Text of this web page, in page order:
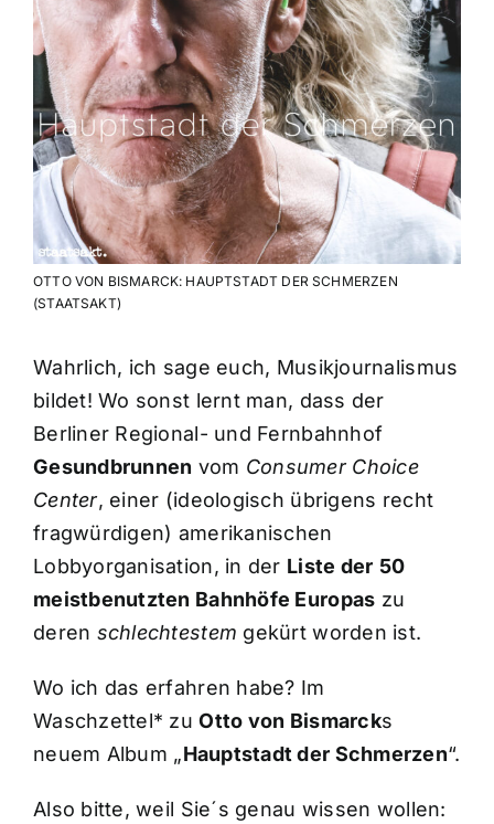
OTTO VON BISMARCK: HAUPTSTADT DER SCHMERZEN
(STAATSAKT)
Wahrlich, ich sage euch, Musikjournalismus
bildet! Wo sonst lernt man, dass der
Berliner Regional- und Fernbahnhof
Gesundbrunnen vom Consumer Choice
Center, einer (ideologisch übrigens recht
fragwürdigen) amerikanischen
Lobbyorganisation, in der Liste der 50
meistbenutzten Bahnhöfe Europas zu
deren schlechtestem gekürt worden ist.
Wo ich das erfahren habe? Im
Waschzettel* zuOtto von Bismarcks
neuem Album „Hauptstadt der Schmerzen“.
Also bitte, weil Sie´s genau wissen wollen: